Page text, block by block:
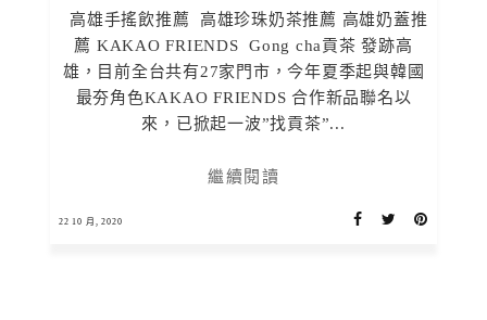
高雄手搖飲推薦 高雄珍珠奶茶推薦 高雄奶蓋推
薦 KAKAO FRIENDS Gong cha貢茶 發跡高
雄，目前全台共有27家門市，今年夏季起與韓國
最夯角色KAKAO FRIENDS 合作新品聯名以
來，已掀起一波”找貢茶”...
繼續閱讀
22 10 月, 2020